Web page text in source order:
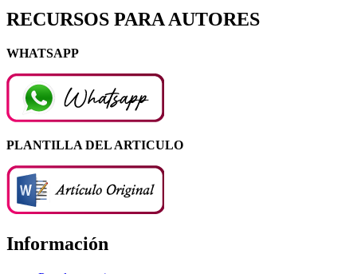
RECURSOS PARA AUTORES
WHATSAPP
PLANTILLA DEL ARTICULO
Información